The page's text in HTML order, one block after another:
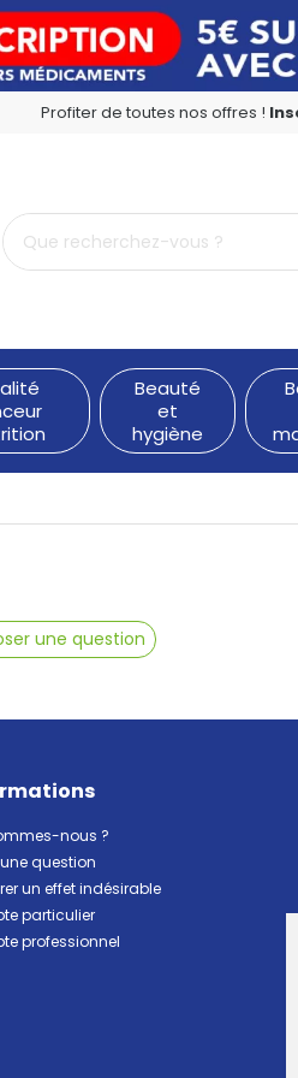
Profiter de toutes nos offres !
en ligne à votre
Beauté
et
hygiène
une question
nous ?
question
un effet indésirable
particulier
professionnel